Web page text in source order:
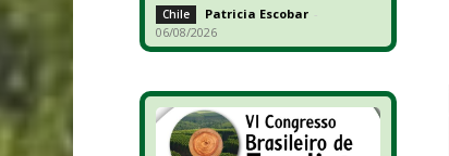
Chile Patricia Escobar -
06/08/2026